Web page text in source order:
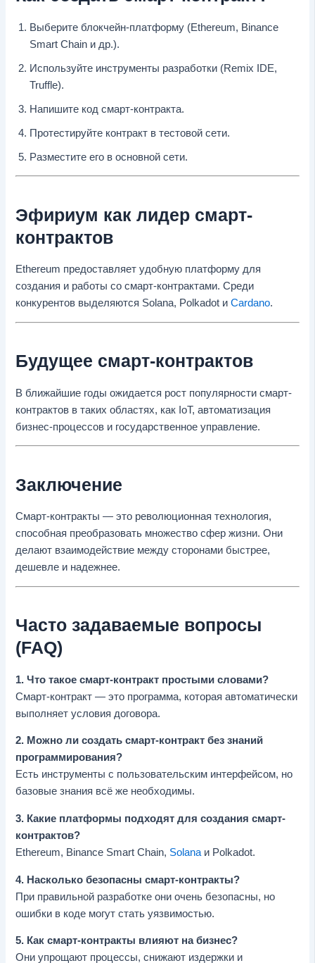
Выберите блокчейн-платформу (Ethereum, Binance
Smart Chain и др.).
Используйте инструменты разработки (Remix IDE,
Truffle).
Напишите код смарт-контракта.
Протестируйте контракт в тестовой сети.
Разместите его в основной сети.
Эфириум как лидер смарт-
контрактов
Ethereum предоставляет удобную платформу для
создания и работы со смарт-контрактами. Среди
конкурентов выделяются Solana, Polkadot иCardano.
Будущее смарт-контрактов
В ближайшие годы ожидается рост популярности смарт-
контрактов в таких областях, как IoT, автоматизация
бизнес-процессов и государственное управление.
Заключение
Смарт-контракты — это революционная технология,
способная преобразовать множество сфер жизни. Они
делают взаимодействие между сторонами быстрее,
дешевле и надежнее.
Часто задаваемые вопросы
(FAQ)
1. Что такое смарт-контракт простыми словами?
Смарт-контракт — это программа, которая автоматически
выполняет условия договора.
2. Можно ли создать смарт-контракт без знаний
программирования?
Есть инструменты с пользовательским интерфейсом, но
базовые знания всё же необходимы.
3. Какие платформы подходят для создания смарт-
контрактов?
Ethereum, Binance Smart Chain, Solana и Polkadot.
4. Насколько безопасны смарт-контракты?
При правильной разработке они очень безопасны, но
ошибки в коде могут стать уязвимостью.
5. Как смарт-контракты влияют на бизнес?
Они упрощают процессы, снижают издержки и